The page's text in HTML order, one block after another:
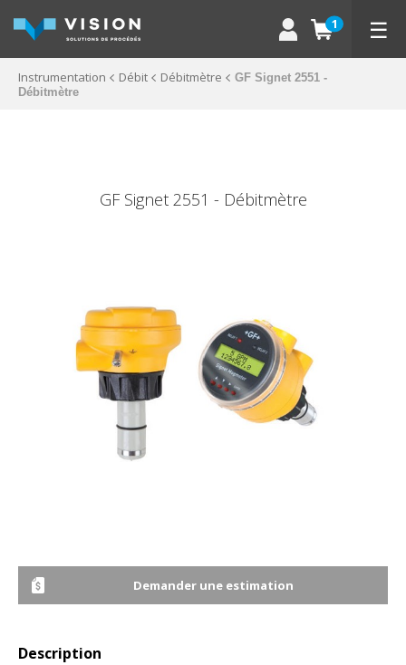
1 ☰
Instrumentation Débit Débitmètre
GF Signet 2551 -
Débitmètre
GF Signet 2551 - Débitmètre
Demander une estimation
Description